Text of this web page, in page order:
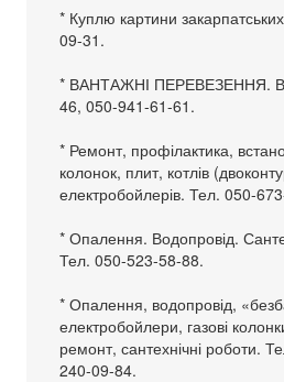
* Куплю картини
09-31.
* ВАНТАЖНІ ПЕРЕВЕЗЕННЯ.
46, 050-941-61-61.
* Ремонт, профілактика,
колонок, плит, котлів
електробойлерів. Тел. 050-
* Опалення. Водопровід.
Тел. 050-523-58-88.
* Опалення, водопровід,
електробойлери, газові
ремонт, сантехнічні роботи.
240-09-84.